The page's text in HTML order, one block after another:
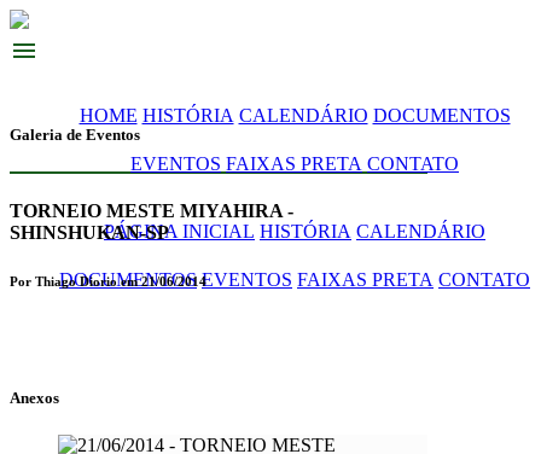
menu
HOME HISTÓRIA CALENDÁRIO DOCUMENTOS
EVENTOS FAIXAS PRETA CONTATO
PÁGINA INICIAL HISTÓRIA CALENDÁRIO
DOCUMENTOS EVENTOS FAIXAS PRETA CONTATO
Galeria de Eventos
TORNEIO MESTE MIYAHIRA -
SHINSHUKAN-SP
Por Thiago Diorio em 21/06/2014
Anexos